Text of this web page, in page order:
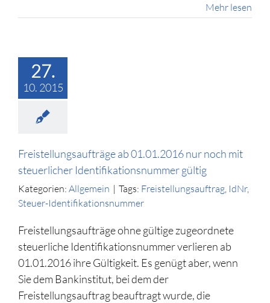
Mehr lesen
27.
10. 2015
Freistellungsaufträge ab 01.01.2016 nur noch mit
steuerlicher Identifikationsnummer gültig
Kategorien: Allgemein | Tags: Freistellungsauftrag IdNr,
Steuer-Identifikationsnummer
Freistellungsaufträge ohne gültige zugeordnete
steuerliche Identifikationsnummer verlieren ab
01.01.2016 ihre Gültigkeit. Es genügt aber, wenn
Sie dem Bankinstitut, bei dem der
Freistellungsauftrag beauftragt wurde, die